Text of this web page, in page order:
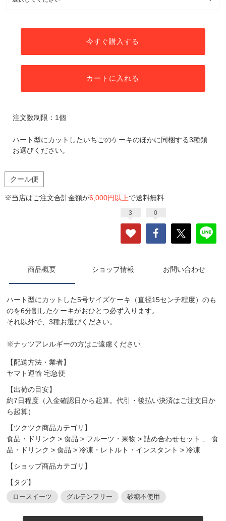
今すぐ購入する
カートに入れる
注文数制限：1個
ハート型にカットしたいちごのケーキのほかに同梱する3種類
お選びください。
クール便
※当店はご注文合計金額が6,000円以上で送料無料
3 0
商品概要 ショップ情報 お問い合わせ
ハート型にカットした5号サイズケーキ（直径15センチ程度）のも
のを6分割したケーキがおひとつ必ず入ります。
それ以外で、3種お選びください。
※ナッツアレルギーの方はご遠慮ください
【配送方法・業者】
ヤマト運輸 宅急便
【出荷の目安】
約7日程度（入金確認日から起算。代引・後払い決済はご注文日か
ら起算）
【ツクツク商品カテゴリ】
食品・ドリンク >食品 > フルーツ・果物 >詰め合わせセット 、食
品・ドリンク >食品 >冷凍・レトルト・インスタント >冷凍
【ショップ商品カテゴリ】
【タグ】
ロースイーツ グルテンフリー 砂糖不使用